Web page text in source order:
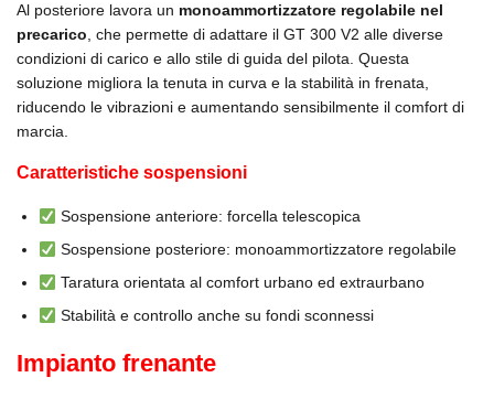
Al posteriore lavora un monoammortizzatore regolabile nel
precarico, che permette di adattare il GT 300 V2 alle diverse
condizioni di carico e allo stile di guida del pilota. Questa
soluzione migliora la tenuta in curva e la stabilità in frenata,
riducendo le vibrazioni e aumentando sensibilmente il comfort di
marcia.
Caratteristiche sospensioni
Sospensione anteriore: forcella telescopica
Sospensione posteriore: monoammortizzatore regolabile
Taratura orientata al comfort urbano ed extraurbano
Stabilità e controllo anche su fondi sconnessi
Impianto frenante